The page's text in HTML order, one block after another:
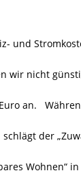
und
wir nicht
an.
der
Wohnen“